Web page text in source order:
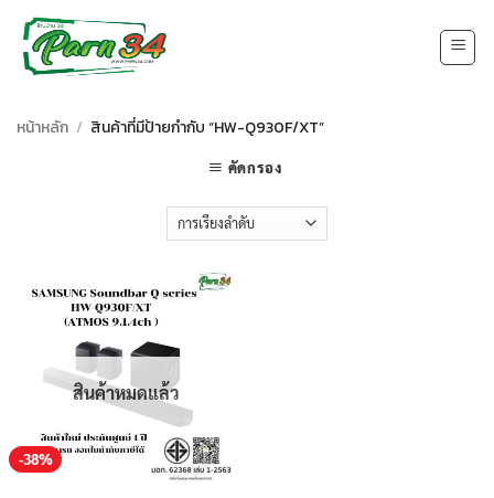
content
หน้าหลัก / สินค้าที่มีป้ายกำกับ “HW-Q930F/XT”
คัดกรอง
-38%
สินค้าหมดแล้ว